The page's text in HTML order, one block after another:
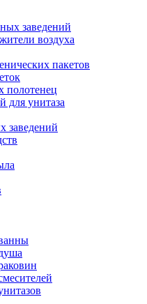
заведений
воздуха
пакетов
полотенец
для унитаза
заведений